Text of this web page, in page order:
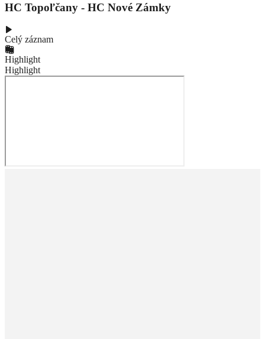
HC Topoľčany - HC Nové Zámky
Celý záznam
Highlight
Highlight